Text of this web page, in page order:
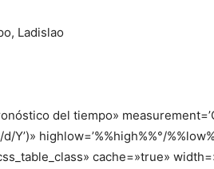
, Ladislao
del tiempo»
highlow=’%%high%%°/
cache=»true»